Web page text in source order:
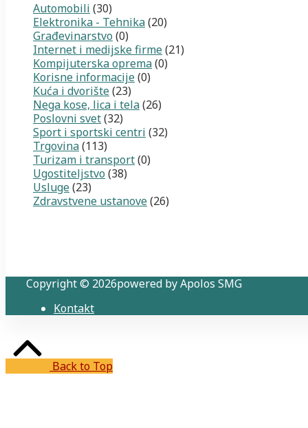
Automobili (30)
Elektronika - Tehnika(20)
Građevinarstvo (0)
Internet i medijske firme(21)
Kompijuterska oprema(0)
Korisne informacije(0)
Kuća i dvorište(23)
Nega kose, lica i tela(26)
Poslovni svet(32)
Sport i sportski centri (32)
Trgovina(113)
Turizam i transport(0)
Ugostiteljstvo (38)
Usluge(23)
Zdravstvene ustanove(26)
Copyright © 2026powered by Apolos SMG
Kontakt
Back to Top